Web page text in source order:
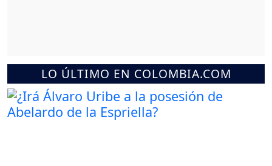
LO ÚLTIMO EN COLOMBIA.COM